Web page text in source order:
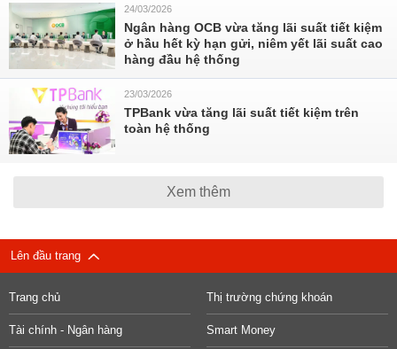
24/03/2026
Ngân hàng OCB vừa tăng lãi suất tiết kiệm
ở hầu hết kỳ hạn gửi, niêm yết lãi suất cao
hàng đầu hệ thống
23/03/2026
TPBank vừa tăng lãi suất tiết kiệm trên
toàn hệ thống
Xem thêm
Lên đầu trang
Trang chủ Thị trường chứng khoán
Tài chính - Ngân hàng Smart Money